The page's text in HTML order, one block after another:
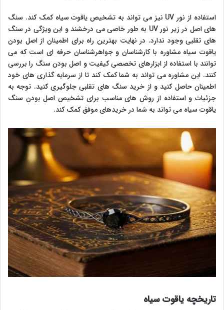
استفاده از نور UV نیز می تواند به تشخیص یاقوت سیاه کمک کند. سنگ
های اصل در زیر نور UV به طور خاصی می درخشند و این ویژگی در سنگ
های تقلبی وجود ندارد. در نهایت بهترین راه برای اطمینان از اصل بودن
یاقوت سیاه مشاوره با کارشناسان و جواهرشناسان حرفه ای است که می
توانند با استفاده از ابزارهای تخصصی کیفیت و اصل بودن سنگ را بررسی
کنند. این مشاوره می تواند به شما کمک کند تا از سرمایه گذاری های خود
اطمینان حاصل کنید و از خرید سنگ های تقلبی جلوگیری کنید. توجه به
جزئیات و استفاده از روش های مناسب برای تشخیص اصل بودن سنگ
یاقوت سیاه می تواند به شما در خریدهای موفق کمک کند.
تاریخچه یاقوت سیاه